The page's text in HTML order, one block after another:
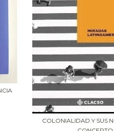
COLONIALIDAD Y SUS